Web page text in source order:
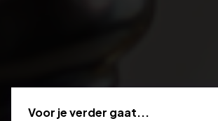
Voor je verder gaat...